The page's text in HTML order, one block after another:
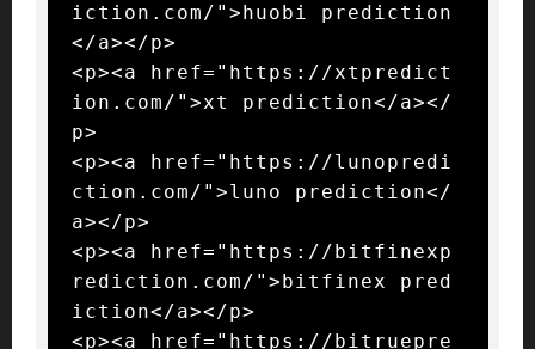
iction.com/">huobi prediction
</a></p>
<p><a href="https://xtpredict
ion.com/">xt prediction</a></
p>
<p><a href="https://lunopredi
ction.com/">luno prediction</
a></p>
<p><a href="https://bitfinexp
rediction.com/">bitfinex pred
iction</a></p>
<p><a href="https://bitruepre